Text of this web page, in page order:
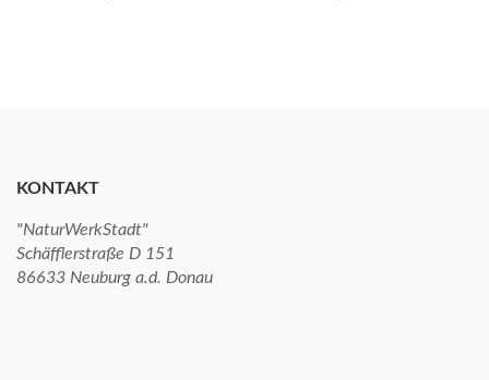
KONTAKT
"NaturWerkStadt"
Schäfflerstraße D 151
86633 Neuburg a.d. Donau